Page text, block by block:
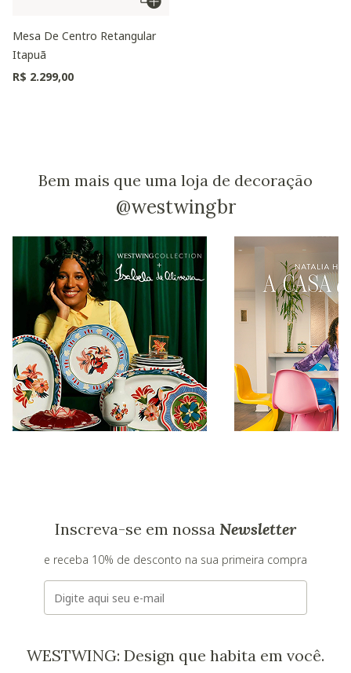
Mesa De Centro Retangular
Itapuã
R$ 2.299,00
Bem mais que uma loja de decoração
@westwingbr
Inscreva-se em nossa Newsletter
e receba 10% de desconto na sua primeira compra
E-mail
WESTWING: Design que habita em você.